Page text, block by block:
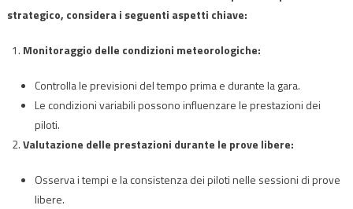
strategico, considera i seguenti aspetti chiave:
Monitoraggio delle condizioni meteorologiche:
Controlla le previsioni del tempo prima e durante la gara.
Le condizioni variabili possono influenzare le prestazioni dei
piloti.
Valutazione delle prestazioni durante le prove libere:
Osserva i tempi e la consistenza dei piloti nelle sessioni di prove
libere.